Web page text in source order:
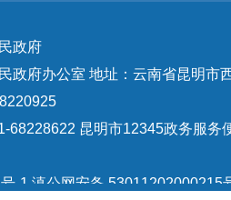
政府
政府办公室 地址：云南省昆明市
68228622 昆明市12345政务服务
-1 滇公网安备 53011202000215